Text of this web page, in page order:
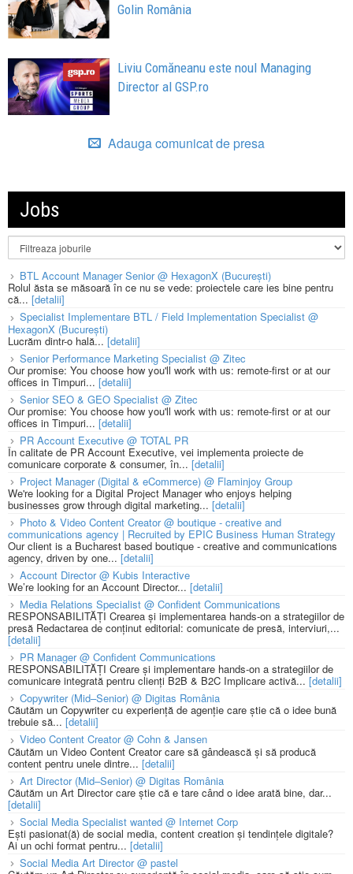
Golin România
Liviu Comăneanu este noul Managing
Director al GSP.ro
Adauga comunicat de presa
Jobs
BTL Account Manager Senior @ HexagonX (București)
Rolul ăsta se măsoară în ce nu se vede: proiectele care ies bine pentru
că... [detalii]
Specialist Implementare BTL / Field Implementation Specialist @
HexagonX (București)
Lucrăm dintr-o hală...[detalii]
Senior Performance Marketing Specialist @ Zitec
Our promise: You choose how you'll work with us: remote-first or at our
offices in Timpuri... [detalii]
Senior SEO & GEO Specialist @ Zitec
Our promise: You choose how you'll work with us: remote-first or at our
offices in Timpuri... [detalii]
PR Account Executive @ TOTAL PR
În calitate de PR Account Executive, vei implementa proiecte de
comunicare corporate & consumer, în... [detalii]
Project Manager (Digital & eCommerce) @ Flaminjoy Group
We're looking for a Digital Project Manager who enjoys helping
businesses grow through digital marketing... [detalii]
Photo & Video Content Creator @ boutique - creative and
communications agency | Recruited by EPIC Business Human Strategy
Our client is a Bucharest based boutique - creative and communications
agency, driven by one... [detalii]
Account Director @ Kubis Interactive
We’re looking for an Account Director... [detalii]
Media Relations Specialist @ Confident Communications
RESPONSABILITĂȚI Crearea și implementarea hands-on a strategiilor de
presă Redactarea de conținut editorial: comunicate de presă, interviuri,...
[detalii]
PR Manager @ Confident Communications
RESPONSABILITĂȚI Creare și implementare hands-on a strategiilor de
comunicare integrată pentru clienți B2B & B2C Implicare activă... [detalii]
Copywriter (Mid–Senior) @ Digitas România
Căutăm un Copywriter cu experiență de agenție care știe că o idee bună
trebuie să... [detalii]
Video Content Creator @ Cohn & Jansen
Căutăm un Video Content Creator care să gândească și să producă
content pentru unele dintre... [detalii]
Art Director (Mid–Senior) @ Digitas România
Căutăm un Art Director care știe că e tare când o idee arată bine, dar...
[detalii]
Social Media Specialist wanted @ Internet Corp
Ești pasionat(ă) de social media, content creation și tendințele digitale?
Ai un ochi format pentru... [detalii]
Social Media Art Director @ pastel